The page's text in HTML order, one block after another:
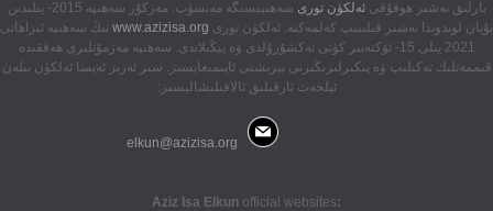
بارلىق نەشىر ھوقۇقىئەلكۈن تورى
سەھىپىسىگە مەنسۈپ. مەزكۇر سەھىپە 2015- يىلىدىن
بۇيان لوندوندا نەشىر قىلىنىپ كەلمەكتە. ئەلكۈن تورى www.azizisa.org نىڭ سەھىپە ئىزاھاتى
2021 يىلى 15- ئۆكتەبىر كۈنى تەكشۇرۇلدى ۋە يېڭىلاندى. سەھىپە مەزمۇنلىرى ھەققىدە
قىممەتلىك تەكىلىپ ۋە پىكىرلىرىڭىزنى بېرىشنى ئايىمىغايسىز. سىز ئەزىز ئەيسا ئەلكۈن بىلەن
ئېلخەت ئارقىلىق ئالاقىلىشاليسىز:
:Aziz Isa Elkun
official websites